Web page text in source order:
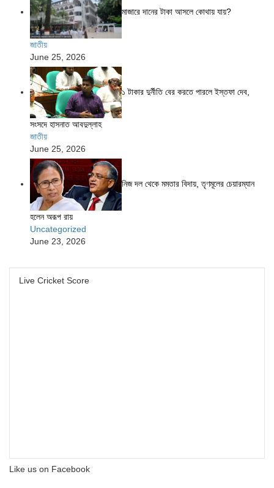
মাজারে দানের টাকা আসলে কোথায় যায়?
জাতীয়
June 25, 2026
১ টাকার দুর্নীতি বের করতে পারলে ইস্তফা দেব,
সংসদে হাসনাত আবদুল্লাহ
জাতীয়
June 25, 2026
নিজ দল থেকে মমতার বিদায়, তৃণমূলের চেয়ারম্যান
হলেন অরূপ রায়
Uncategorized
June 23, 2026
Live Cricket Score
Like us on Facebook